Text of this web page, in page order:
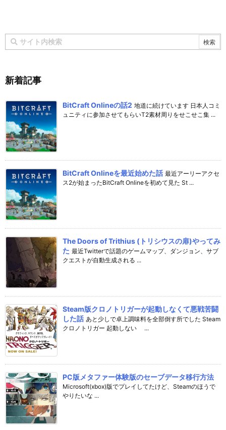
新着記事
BitCraft Onlineの話2 地道に続けています 日本人コミ
ュニティに参加させてもらいT2素材周りをせこせこ集 ...
BitCraft Onlineを最近始めた話 最近アーリーアクセ
ス2が始まったBitCraft Onlineを初めて見た St ...
The Doors of Trithius (トリシウスの扉)やってみ
た 最近Twitterで話題のゲームマップ、ダンジョン、サブ
クエストが自動生成される ...
Steam版クロノトリガーが起動しなくて悪戦苦闘
した話 あと少しで卓上調味料を全部倒す所でした Steam
クロノトリガー 起動しない ...
PC版メタファー体験版のセーブデータ移行方法
Microsoft(xbox)版でプレイしてたけど、Steamのほうで
やりたいな ...